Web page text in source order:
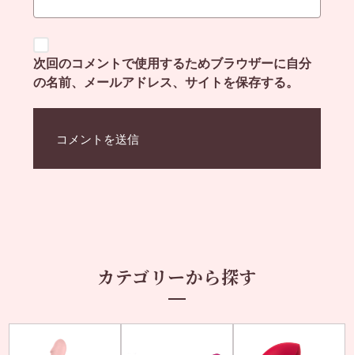
次回のコメントで使用するためブラウザーに自分
の名前、メールアドレス、サイトを保存する。
カテゴリーから探す